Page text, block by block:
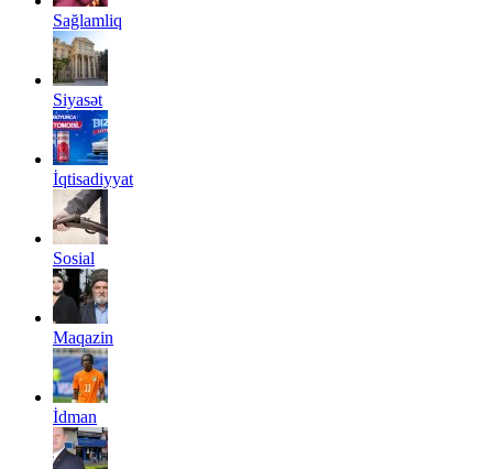
Sağlamliq
Siyasət
İqtisadiyyat
Sosial
Maqazin
İdman